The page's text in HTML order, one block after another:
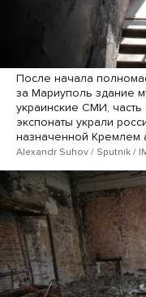
После начала
за Мариуполь здание
украинские СМИ, часть
экспонаты украли
назначенной Кремлем
Alexandr Suhov / Sputnik /